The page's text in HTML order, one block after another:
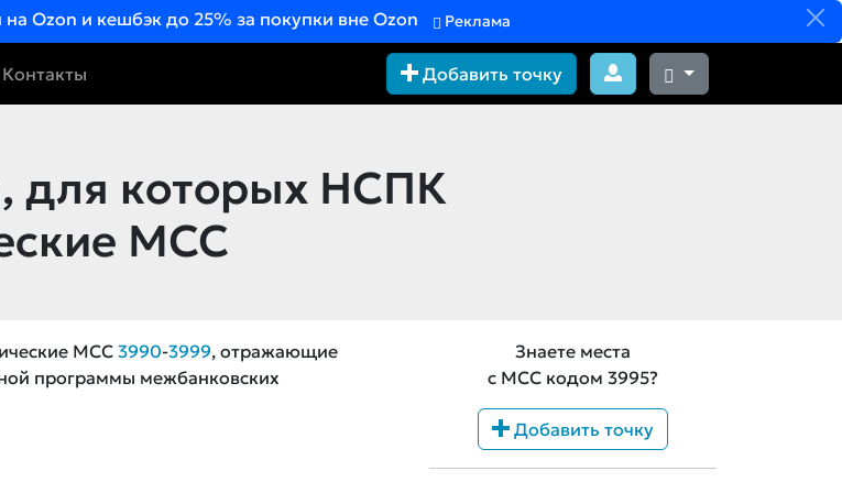
Ozon и кешбэк до 25% за покупки вне Ozon Реклама
Контакты Добавить точку
для которых НСПК
MCC
MCC3990-3999, отражающие
программы межбанковских
Знаете места
с MCC кодом 3995?
Добавить точку